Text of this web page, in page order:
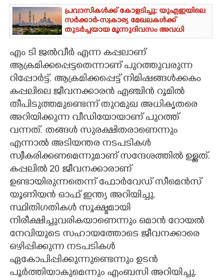
പ്രവാസികൾക്ക് കോളടിച്ചു: യുഎഇയിലെ
സർക്കാർ-സ്വകാര്യ മേഖലകൾക്ക്
തുടർച്ചയായ മൂന്നുദിവസം അവധി
എം ടി ജൽവീർ എന്ന കപ്പലാണ്
ആക്രമിക്കപ്പെട്ടതെന്നാണ് പുറത്തുവരുന്ന
റിപ്പോർട്ട്. ആക്രമിക്കപ്പെട്ട് നിമിഷങ്ങൾക്കകം
കപ്പലിലെ ജീവനക്കാരൻ എഞ്ചിൻ റൂമിൽ
തീപിടുത്തമുണ്ടെന്ന് തുറമുഖ അധികൃതരെ
അറിയിക്കുന്ന വീഡിയോയാണ് പുറത്ത്
വന്നത്. തങ്ങൾ സുരക്ഷിതരാണെന്നും
എന്നാൽ അടിയന്തര നടപടികൾ
സ്വീകരിക്കണമെന്നുമാണ് സന്ദേശത്തിൽ ഉള്ളത്.
കപ്പലിൽ 20 ജീവനക്കാരാണ്
ഉണ്ടായിരുന്നതെന്ന് ഫോർവേഡ് സീമെൻസ്
യൂണിയൻ ഓഫ് ഇന്ത്യ അറിയിച്ചു.
സ്ഥിതിഗതികൾ സൂക്ഷ്മമായി
നിരീക്ഷിച്ചുവരികയാണെന്നും ഒമാൻ റോയൽ
നേവിയുടെ സഹായത്തോടെ ജീവനക്കാരെ
ഒഴിപ്പിക്കുന്ന നടപടികൾ
ഏകോപിപ്പിക്കുന്നുണ്ടെന്നും ഉടൻ
പൂർത്തിയാകുമെന്നും എംബസി അറിയിച്ചു.